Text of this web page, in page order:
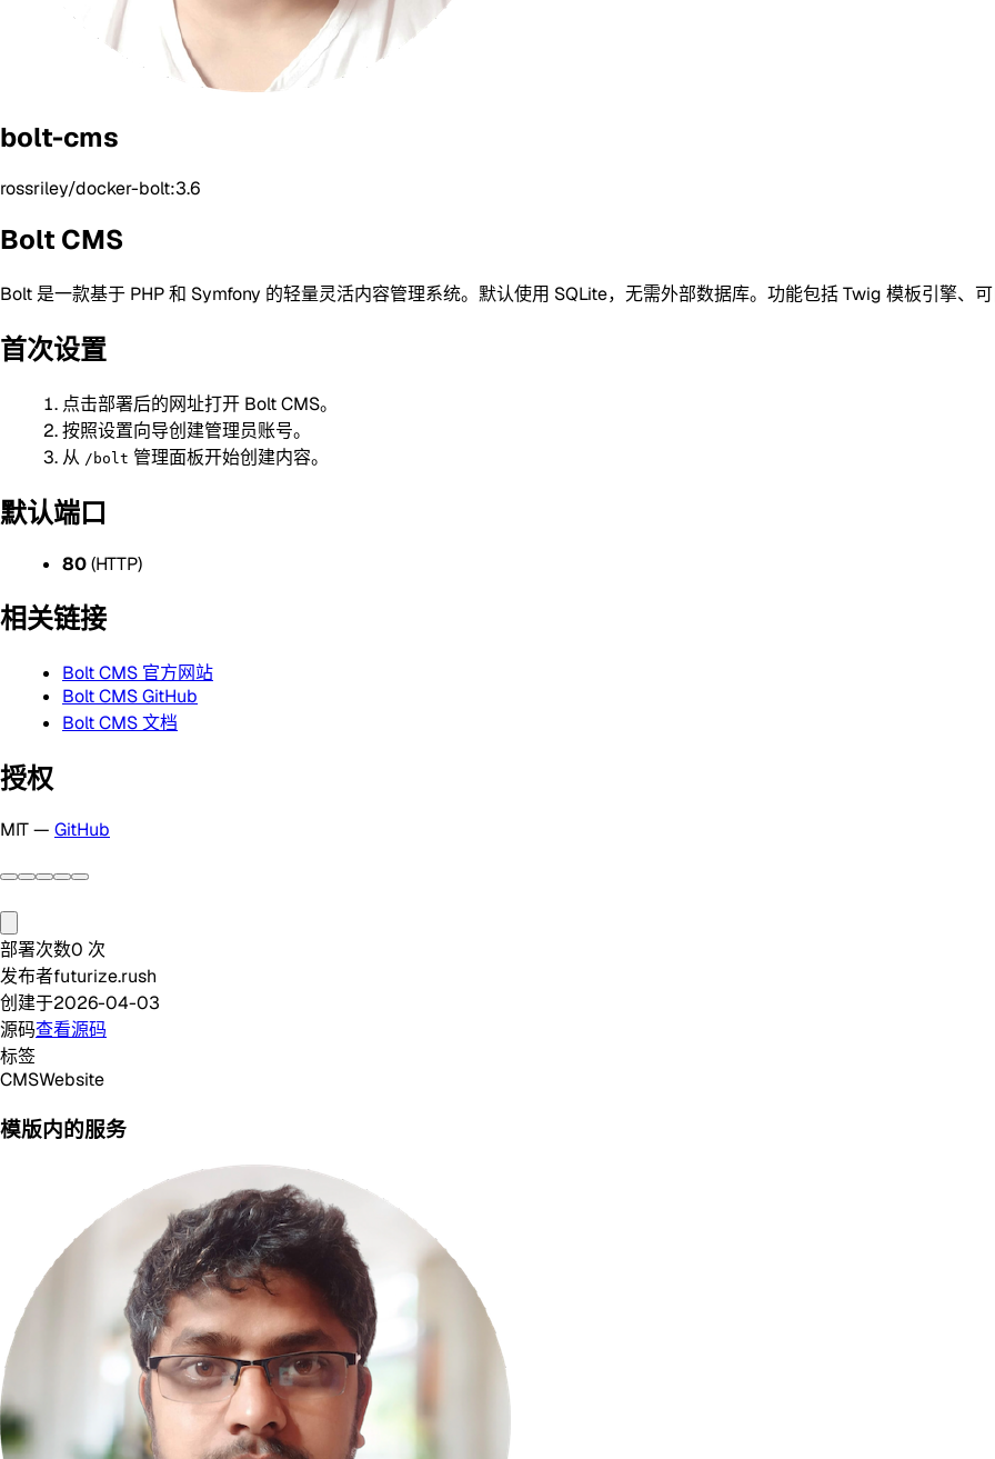
bolt-cms
rossriley/docker-bolt:3.6
Bolt CMS
Bolt 是一款基于 PHP 和 Symfony 的轻量灵活内容管理系统。默认使用 SQLite，无需外部数据库。功能包括 Twig 模板引擎、
首次设置
点击部署后的网址打开 Bolt CMS。
按照设置向导创建管理员账号。
从 /bolt 管理面板开始创建内容。
默认端口
80(HTTP)
相关链接
Bolt CMS 官方网站
Bolt CMS GitHub
Bolt CMS 文档
授权
MIT — GitHub
部署次数0 次
发布者futurize.rush
创建于2026-04-03
源码查看源码
标签
CMSWebsite
模版内的服务